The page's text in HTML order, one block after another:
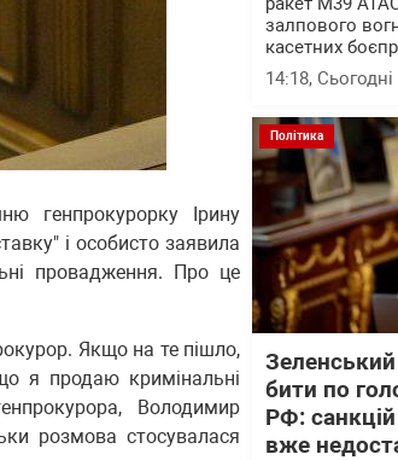
генпрокурорку Ірину
і особисто заявила
провадження. Про це
Якщо на те пішло,
я продаю кримінальні
Володимир
розмова стосувалася
залпового
касетних
14:18, Сьогодні
Політика
бити по
РФ: санкцій
вже